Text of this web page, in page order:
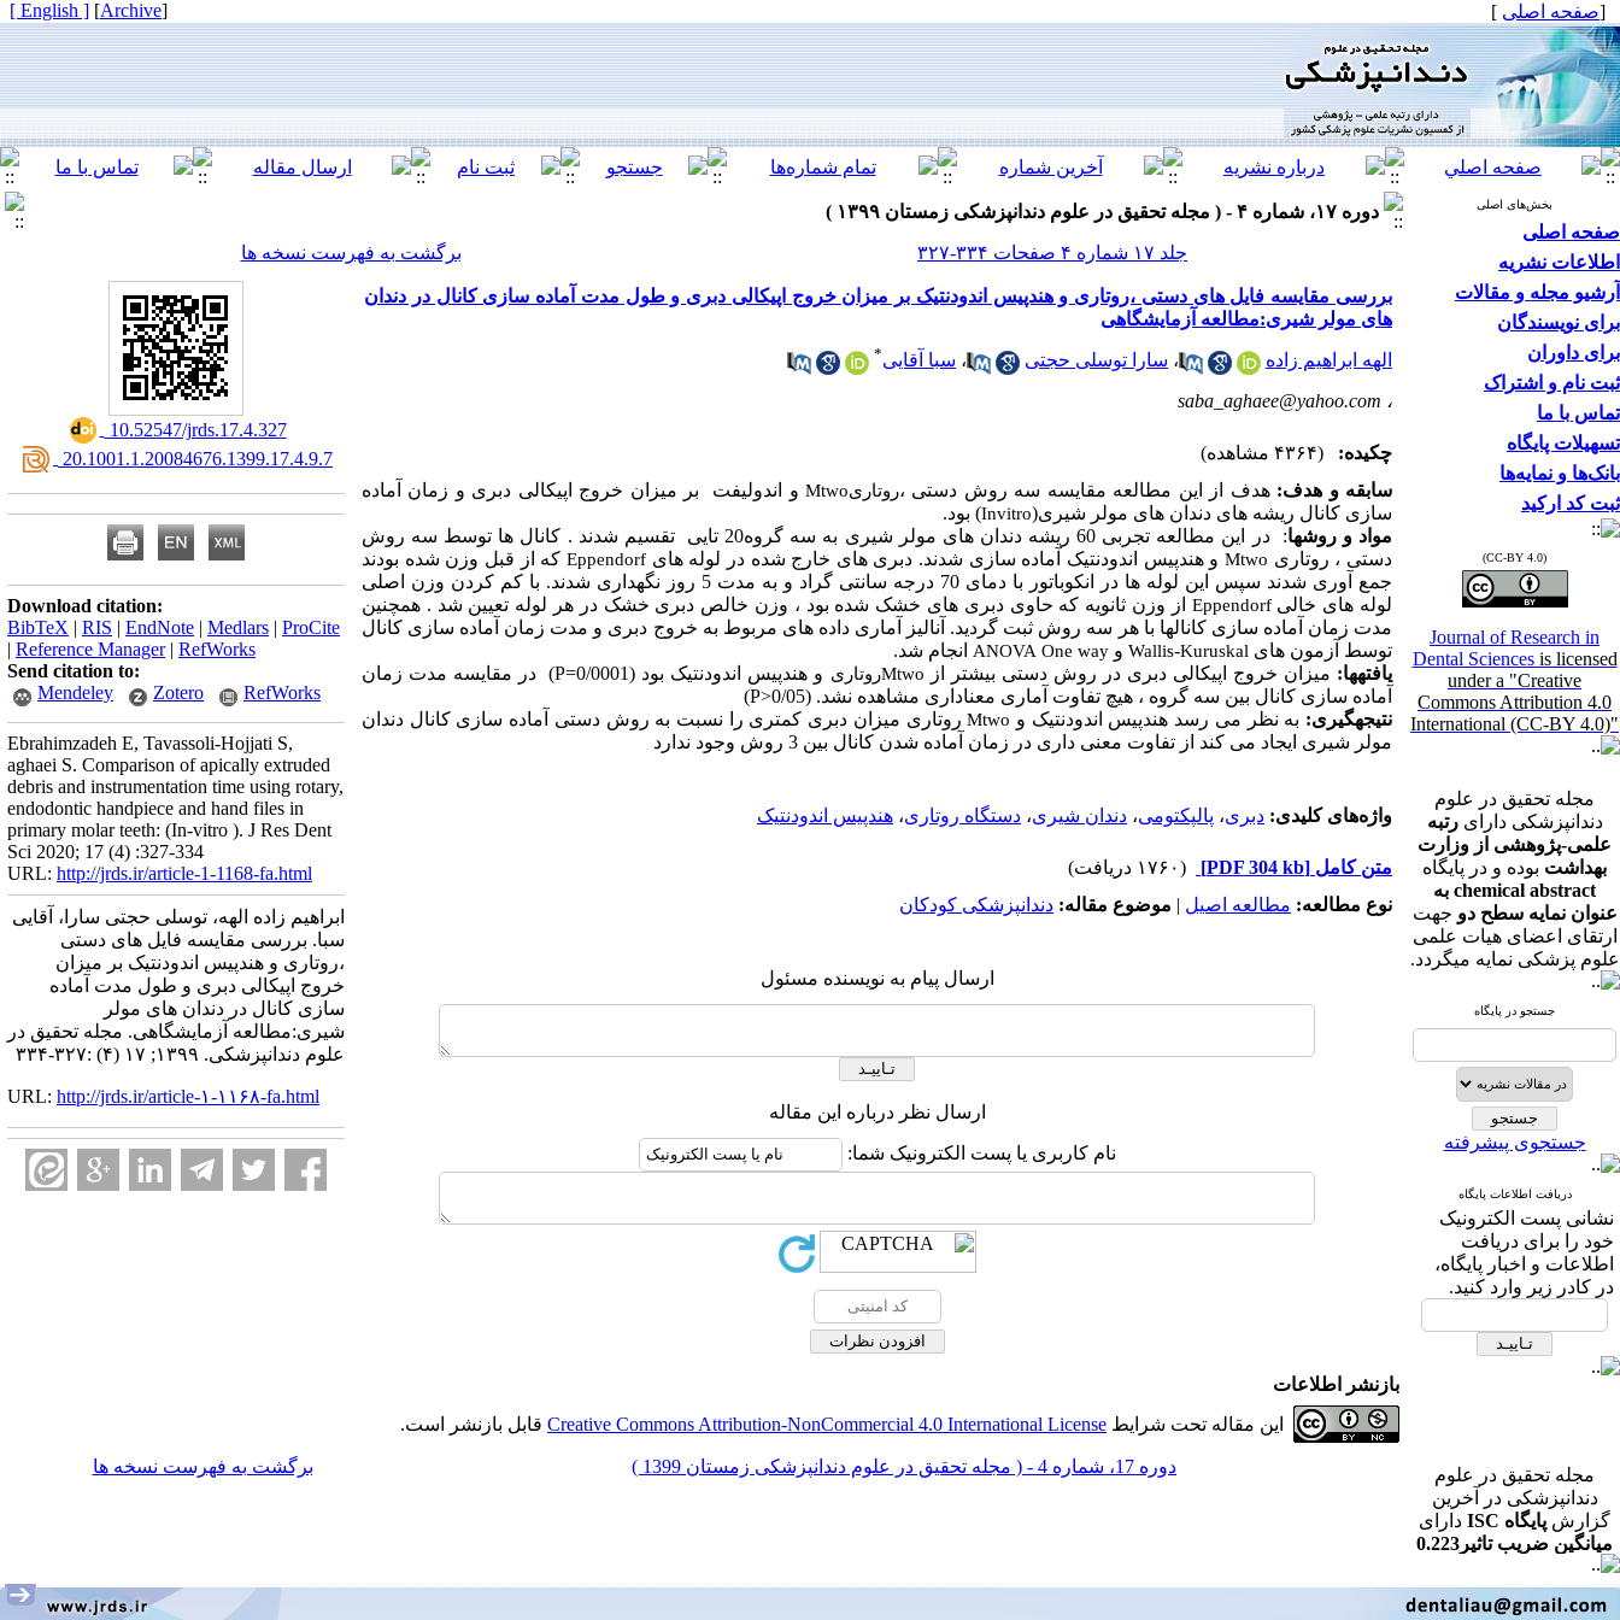
[صفحه اصلی ]
[
Archive
]
[ English ]
بخش‌های اصلی
صفحه اصلی
اطلاعات نشریه
آرشیو مجله و مقالات
برای نویسندگان
برای داوران
ثبت نام و اشتراک
تماس با ما
تسهیلات پایگاه
بانک‌ها و نمایه‌ها
ثبت کد ارکید
(CC-BY 4.0)
Journal of Research in
Dental Sciences is licensed
under a "Creative
Commons Attribution 4.0
International (CC-BY 4.0)"
مجله تحقیق در علوم
دندانپزشکی دارایرتبه
علمی-پژوهشی از وزارت
بهداشت بوده و در پایگاه
chemical abstract به
عنوان نمایه سطح دو جهت
ارتقای اعضای هیات علمی
علوم پزشکی نمایه میگردد.
جستجو در پایگاه
جستجوی پیشرفته
دریافت اطلاعات پایگاه
نشانی پست الکترونیک
خود را برای دریافت
اطلاعات و اخبار پایگاه،
در کادر زیر وارد کنید.
مجله تحقیق در علوم
دندانپزشکی در آخرین
گزارش پایگاه ISC
دارای
میانگین ضریب تاثیر0.223
در رشته دندانپزشکی می
دوره ۱۷، شماره ۴ - ( مجله تحقیق در علوم دندانپزشکی زمستان ۱۳۹۹ )
جلد ۱۷ شماره ۴ صفحات ۳۳۴-۳۲۷
برگشت به فهرست نسخه ها
بررسی مقایسه فایل های دستی ،روتاری و هندپیس اندودنتیک بر میزان خروج اپیکالی دبری و طول مدت آماده سازی کانال در دندان
های مولر شیری:مطالعه آزمایشگاهی
الهه ابراهیم زاده ، سارا توسلی حجتی ، سبا آقایی*
، saba_aghaee@yahoo.com
چکیده:
(۴۳۶۴ مشاهده)
سابقه و هدف: هدف از این مطالعه مقایسه سه روش دستی ،روتاریMtwo و اندولیفت بر میزان خروج اپیکالی دبری و زمان آماده
سازی کانال ریشه های دندان های مولر شیری(Invitro) بود.
مواد و روشها
: در این مطالعه تجربی 60 ریشه دندان های مولر شیری به سه گروه20 تایی تقسیم شدند . کانال ها توسط سه روش
دستی ، روتاری Mtwoو هندپیس اندودنتیک آماده سازی شدند. دبری های خارج شده در لوله هایEppendorf که از قبل وزن شده بودند
جمع آوری شدند سپس این لوله ها در انکوباتور با دمای 70 درجه سانتی گراد و به مدت 5 روز نگهداری شدند. با کم کردن وزن اصلی
لوله های خالیEppendorf از وزن ثانویه که حاوی دبری های خشک شده بود ، وزن خالص دبری خشک در هر لوله تعیین شد . همچنین
مدت زمان آماده سازی کانالها با هر سه روش ثبت گردید. آنالیز آماری داده های مربوط به خروج دبری و مدت زمان آماده سازی کانال
توسط آزمون های Kuruskal
-
Wallis و One way
ANOVA انجام شد.
یافته­ها: میزان خروج اپیکالی دبری در روش دستی بیشتر از Mtwoروتاری و هندپیس اندودنتیک بود (0/0001=
P) در مقایسه مدت زمان
آماده سازی کانال بین سه گروه ، هیچ تفاوت آماری معناداری مشاهده نشد. (0/05
<
P
)
نتیجه­گیری: به نظر می رسد هندپیس اندودنتیک و Mtwo روتاری میزان دبری کمتری را نسبت به روش دستی آماده سازی کانال دندان
مولر شیری ایجاد می کند از تفاوت معنی داری در زمان آماده شدن کانال بین 3 روش وجود ندارد
واژه‌های کلیدی: دبری، پالپکتومی، دندان شیری، دستگاه روتاری، هندپیس اندودنتیک
متن کامل [PDF 304 kb]
(۱۷۶۰ دریافت)
نوع مطالعه: مطالعه اصیل | موضوع مقاله: دندانپزشکی کودکان
ارسال پیام به نویسنده مسئول
ارسال نظر درباره این مقاله
نام کاربری یا پست الکترونیک شما:
‎ 10.52547/jrds.17.4.327
‎ 20.1001.1.20084676.1399.17.4.9.7
Download citation:
BibTeX | RIS | EndNote | Medlars | ProCite
| Reference Manager| RefWorks
Send citation to:
Mendeley
Zotero RefWorks
Ebrahimzadeh E, Tavassoli-Hojjati S,
aghaei S. Comparison of apically extruded
debris and instrumentation time using rotary,
endodontic handpiece and hand files in
primary molar teeth: (In-vitro ). J Res Dent
Sci 2020; 17 (4) :327-334
URL: http://jrds.ir/article-1-1168-fa.html
ابراهیم زاده الهه، توسلی حجتی سارا، آقایی
سبا. بررسی مقایسه فایل های دستی
،روتاری و هندپیس اندودنتیک بر میزان
خروج اپیکالی دبری و طول مدت آماده
سازی کانال در دندان های مولر
شیری:مطالعه آزمایشگاهی. مجله تحقیق در
علوم دندانپزشکی. ۱۳۹۹; ۱۷ (۴) :۳۲۷-۳۳۴
URL: http://jrds.ir/article-۱-۱۱۶۸-fa.html
بازنشر اطلاعات
این مقاله تحت شرایط Creative Commons Attribution-NonCommercial 4.0 International License قابل بازنشر است.
دوره 17، شماره 4 - ( مجله تحقیق در علوم دندانپزشکی زمستان 1399 ) برگشت به فهرست نسخه ها